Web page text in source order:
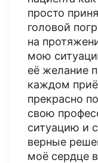
просто
головой
на
мою
её желание
каждом
прекрасно
свою
ситуацию и
верные
моё сердце